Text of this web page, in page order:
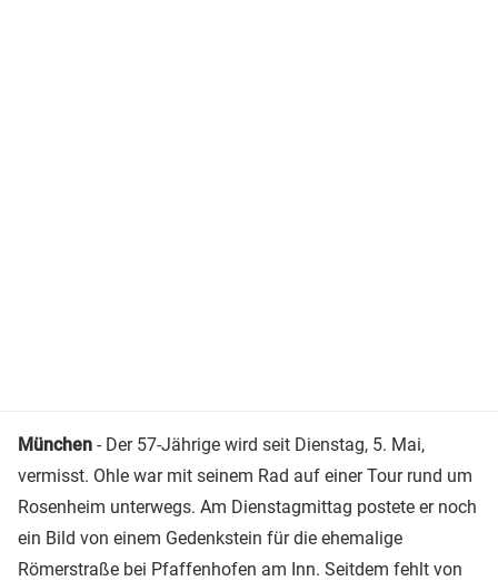
München - Der 57-Jährige wird seit Dienstag, 5. Mai,
vermisst. Ohle war mit seinem Rad auf einer Tour rund um
Rosenheim unterwegs. Am Dienstagmittag postete er noch
ein Bild von einem Gedenkstein für die ehemalige
Römerstraße bei Pfaffenhofen am Inn. Seitdem fehlt von